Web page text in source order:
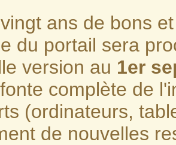
ans de bons
du portail sera
version au 1er
complète de
(ordinateurs,
de nouvelles